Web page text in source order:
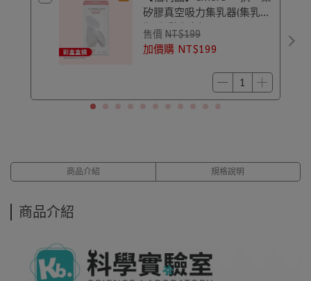
矽膠真空吸力集乳器(集乳
瓶)｜彩盒盒損
售價 NT$199
加價購 NT$199
商品介紹 規格說明
商品介紹